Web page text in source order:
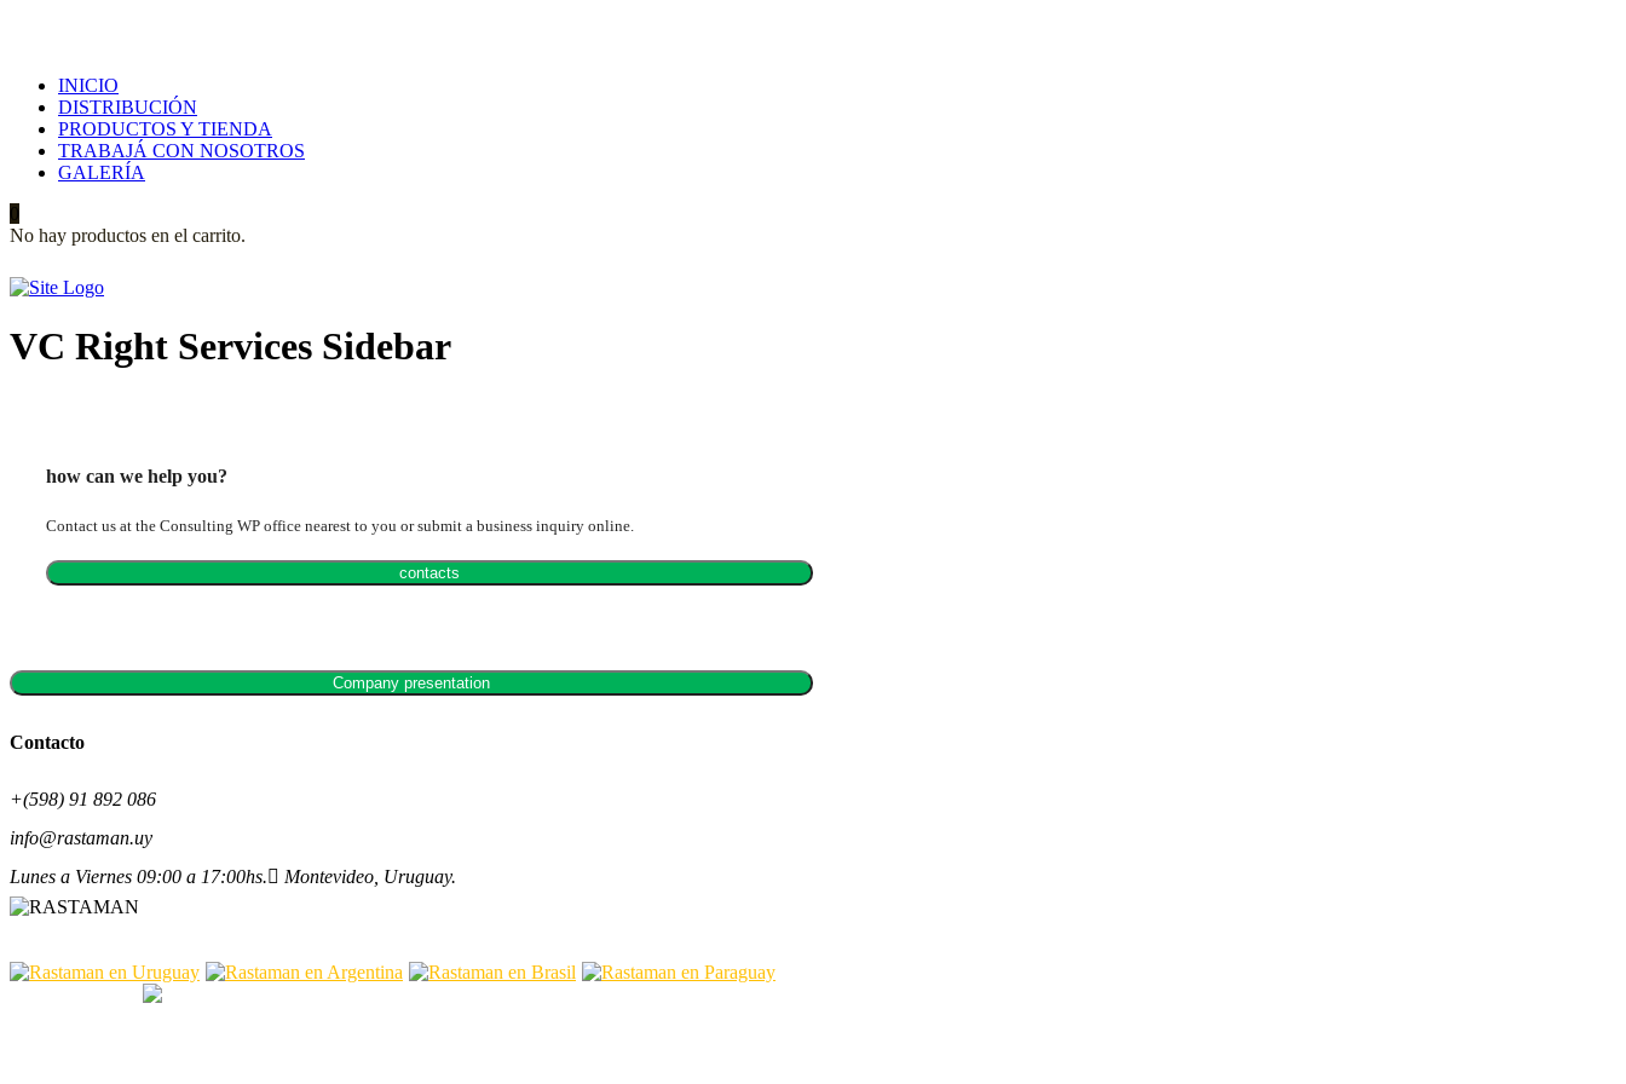
INICIO
DISTRIBUCIÓN
PRODUCTOS Y TIENDA
TRABAJÁ CON NOSOTROS
GALERÍA
0
No hay productos en el carrito.
VC Right Services Sidebar
how can we help you?
Contact us at the Consulting WP office nearest to you or submit a business inquiry online.
contacts
Company presentation
Contacto
+(598) 91 892 086
info@rastaman.uy
Lunes a Viernes 09:00 a 17:00hs.
Montevideo, Uruguay.